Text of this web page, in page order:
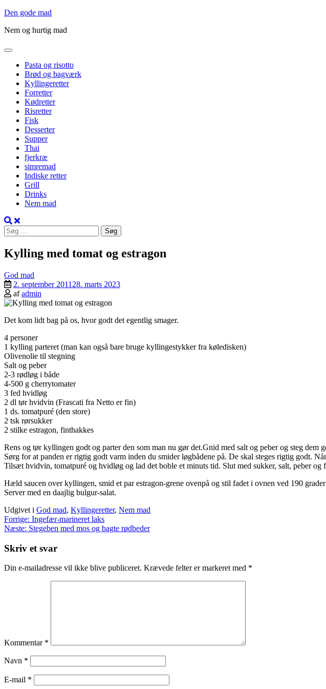
Gå
indholdet
Den gode mad
Nem og hurtig mad
Pasta og risotto
Brød og bagværk
Kyllingeretter
Forretter
Kødretter
Risretter
Fisk
Desserter
Supper
Thai
fjerkræ
simremad
Indiske retter
Grill
Drinks
Nem mad
Søg
efter:
Kylling med tomat og estragon
God mad
2. september 2011 28. marts 2023
afadmin
Det kom lidt bag på os, hvor godt det egentlig smager.
4 personer
1 kylling parteret (man kan også bare bruge kyllingestykker fra køledisken)
Olivenolie til stegning
Salt og peber
2-3 rødløg i både
4-500 g cherrytomater
3 fed hvidløg
2 dl tør hvidvin (Frascati fra Netto er fin)
1 ds. tomatpuré (den store)
2 tsk rørsukker
2 stilke estragon, finthakkes
Rens og tør kyllingen godt og parter den som man nu gør det.Gnid med salt og peber og steg
Sørg for at panden er rigtig godt varm inden du smider løgbådene på. De skal steges rigtig godt.
Tilsæt hvidvin, tomatpuré og hvidløg og lad det boble et minuts tid. Slut med sukker, salt, peber og
Hæld saucen over kyllingen, smid et par estragon-grene ovenpå og stil fadet i ovnen ved 190
Server med en daajlig bulgur-salat.
Udgivet i God mad, Kyllingeretter, Nem mad
Indlægsnavigation
Forrige: Ingefær-marineret laks
Næste: Stegeben med mos og bagte rødbeder
Skriv et svar
Din e-mailadresse vil ikke blive publiceret. Krævede felter er markeret med *
Kommentar *
Navn *
E-mail *